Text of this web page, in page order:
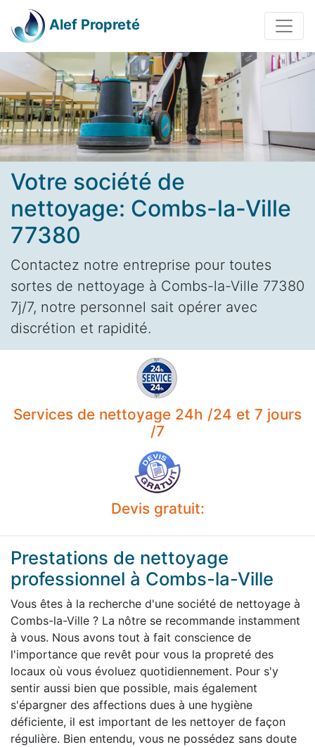
Alef Propreté
Votre société de
nettoyage: Combs-la-Ville
77380
Contactez notre entreprise pour toutes
sortes de nettoyage à Combs-la-Ville 77380
7j/7, notre personnel sait opérer avec
discrétion et rapidité.
Services de nettoyage 24h /24 et 7 jours
/7
Devis gratuit:
Prestations de nettoyage
professionnel à Combs-la-Ville
Vous êtes à la recherche d'une société de nettoyage à
Combs-la-Ville ? La nôtre se recommande instamment
à vous. Nous avons tout à fait conscience de
l'importance que revêt pour vous la propreté des
locaux où vous évoluez quotidiennement. Pour s'y
sentir aussi bien que possible, mais également
s'épargner des affections dues à une hygiène
déficiente, il est important de les nettoyer de façon
régulière. Bien entendu, vous ne possédez sans doute